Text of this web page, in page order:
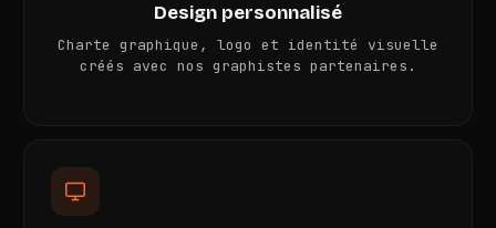
Design personnalisé
Charte graphique, logo et identité visuelle
créés avec nos graphistes partenaires.